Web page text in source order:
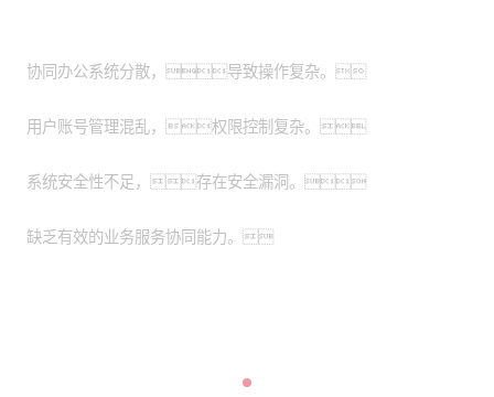
协同办公系统分散，导致操作复杂。
用户账号管理混乱，权限控制复杂。
系统安全性不足，存在安全漏洞。
缺乏有效的业务服务协同能力。